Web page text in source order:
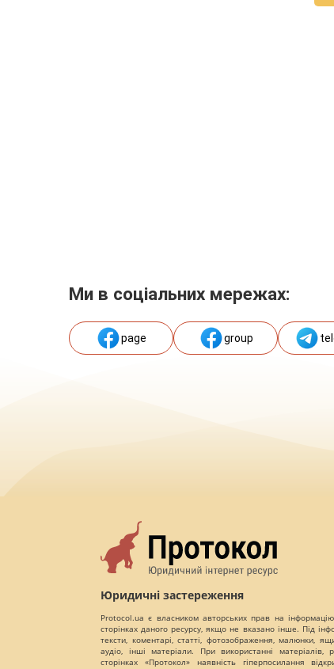
Ми в соціальних мережах:
page group
Юридичні застереження
Protocol.ua є власником авторських прав на
сторінках даного ресурсу, якщо не вказано інше. Під
тексти, коментарі, статті, фотозображення, малюнки,
аудіо, інші матеріали. При використанні
сторінках «Протокол» наявність гіперпосилання